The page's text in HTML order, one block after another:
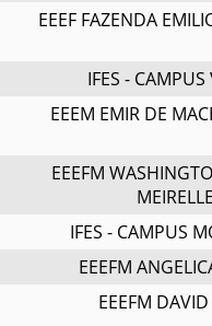
EEEF FAZENDA
IFES - CAMPUS
EEEM EMIR DE
EEEFM
IFES - CAMPUS
EEEFM
EEEFM